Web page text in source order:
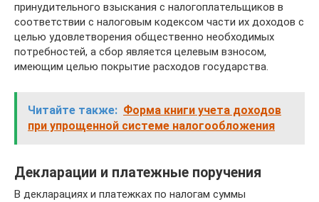
принудительного взыскания с налогоплательщиков в
соответствии с налоговым кодексом части их доходов с
целью удовлетворения общественно необходимых
потребностей, а сбор является целевым взносом,
имеющим целью покрытие расходов государства.
Читайте также: Форма книги учета доходов
при упрощенной системе налогообложения
Декларации и платежные поручения
В декларациях и платежках по налогам суммы